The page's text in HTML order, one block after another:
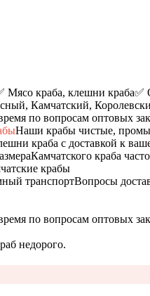
Мясо краба, клешни краба✅
Камчатский,
по вопросам оптовых
Наши крабы чистые,
краба с доставкой к
Камчатского краба
транспортВопросы
по вопросам оптовых